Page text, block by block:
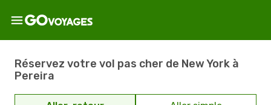
Réservez votre vol pas cher de New York à
Pereira